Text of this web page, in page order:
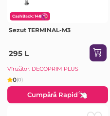
CashBack: 148
Sezut TERMINAL-M3
295 L
Vînzător: DECOPRIM PLUS
0(0)
Cumpără Rapid